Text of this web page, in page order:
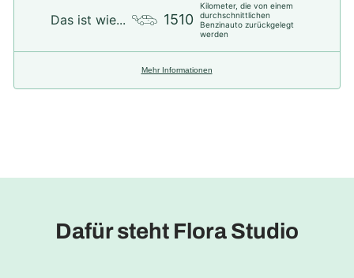
Das ist wie... 1510
Kilometer, die von einem
durchschnittlichen
Benzinauto zurückgelegt
werden
Mehr Informationen
Dafür steht Flora Studio